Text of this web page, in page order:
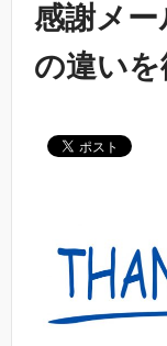
感謝メー
の違いを